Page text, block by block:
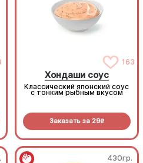
163
Хондаши соус
Классический японский соус
с тонким рыбным вкусом
Заказать за 29R
430гр.